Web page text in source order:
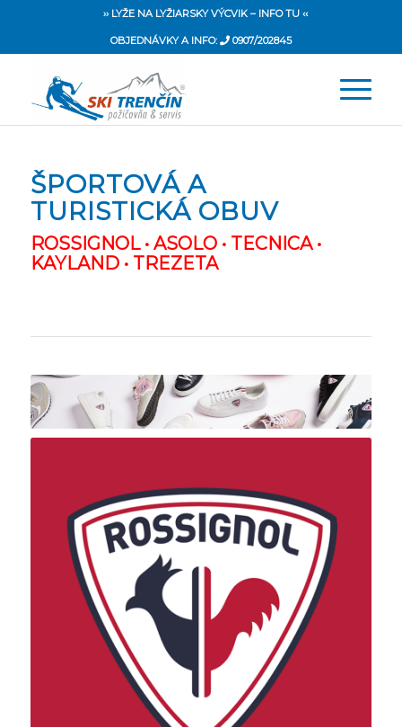
›› LYŽE NA LYŽIARSKY VÝCVIK – INFO TU ‹‹
OBJEDNÁVKY A INFO: 0907/202845
ŠPORTOVÁ A
TURISTICKÁ OBUV
ROSSIGNOL • ASOLO • TECNICA •
KAYLAND • TREZETA